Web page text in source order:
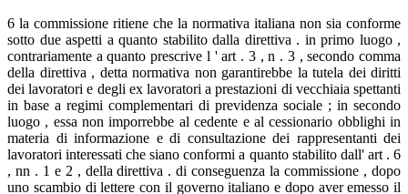
6 la commissione ritiene che la normativa italiana non sia conforme
sotto due aspetti a quanto stabilito dalla direttiva . in primo luogo ,
contrariamente a quanto prescrive l ' art . 3 , n . 3 , secondo comma
della direttiva , detta normativa non garantirebbe la tutela dei diritti
dei lavoratori e degli ex lavoratori a prestazioni di vecchiaia spettanti
in base a regimi complementari di previdenza sociale ; in secondo
luogo , essa non imporrebbe al cedente e al cessionario obblighi in
materia di informazione e di consultazione dei rappresentanti dei
lavoratori interessati che siano conformi a quanto stabilito dall' art . 6
, nn . 1 e 2 , della direttiva . di conseguenza la commissione , dopo
uno scambio di lettere con il governo italiano e dopo aver emesso il